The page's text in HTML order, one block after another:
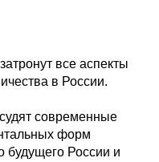
все аспекты
в России.
современные
форм
будущего России и